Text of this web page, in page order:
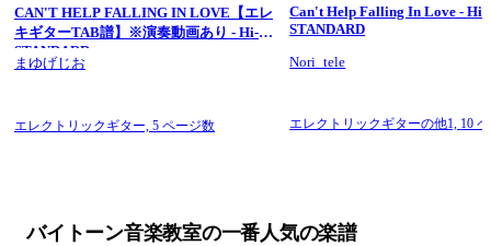
CAN'T HELP FALLING IN LOVE【エレ
キギターTAB譜】※演奏動画あり - Hi-
STANDARD
まゆげじお
エレクトリックギター, 5 ページ数
Can't Help Falling In Love - Hi-
STANDARD
Nori_tele
エレクトリックギターの他1, 10
バイトーン音楽教室の一番人気の楽譜